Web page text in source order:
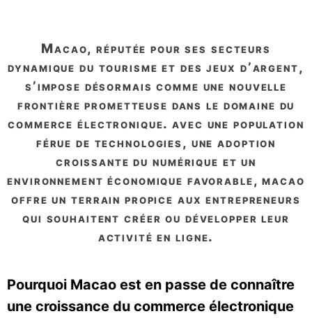
macao, réputée pour ses secteurs
dynamique du tourisme et des jeux d’argent,
s’impose désormais comme une nouvelle
frontière prometteuse dans le domaine du
commerce électronique. avec une population
férue de technologies, une adoption
croissante du numérique et un
environnement économique favorable, macao
offre un terrain propice aux entrepreneurs
qui souhaitent créer ou développer leur
activité en ligne.
Pourquoi Macao est en passe de connaître
une croissance du commerce électronique